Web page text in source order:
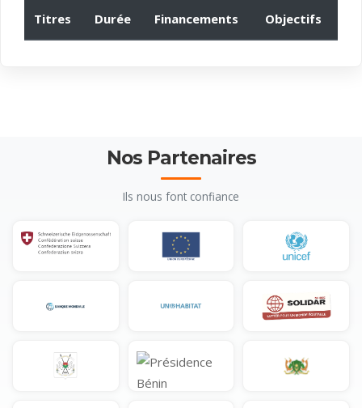
Titres Durée Financements Objectifs
Nos Partenaires
Ils nous font confiance